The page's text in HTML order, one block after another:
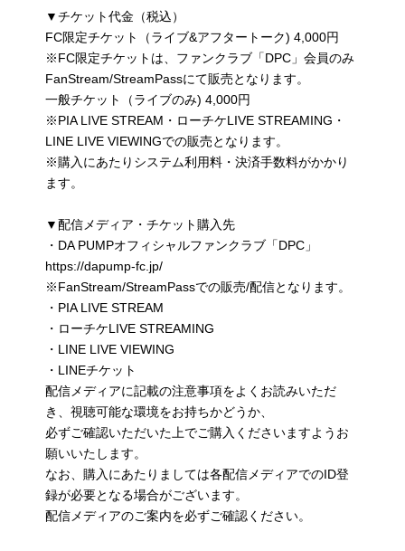
▼チケット代金（税込）
FC限定チケット（ライブ&アフタートーク) 4,000円
※FC限定チケットは、ファンクラブ「DPC」会員のみ
FanStream/StreamPassにて販売となります。
一般チケット（ライブのみ) 4,000円
※PIA LIVE STREAM・ローチケLIVE STREAMING・
LINE LIVE VIEWINGでの販売となります。
※購入にあたりシステム利用料・決済手数料がかかり
ます。
▼配信メディア・チケット購入先
・DA PUMPオフィシャルファンクラブ「DPC」
https://dapump-fc.jp/
※FanStream/StreamPassでの販売/配信となります。
・PIA LIVE STREAM
・ローチケLIVE STREAMING
・LINE LIVE VIEWING
・LINEチケット
配信メディアに記載の注意事項をよくお読みいただ
き、視聴可能な環境をお持ちかどうか、
必ずご確認いただいた上でご購入くださいますようお
願いいたします。
なお、購入にあたりましては各配信メディアでのID登
録が必要となる場合がございます。
配信メディアのご案内を必ずご確認ください。